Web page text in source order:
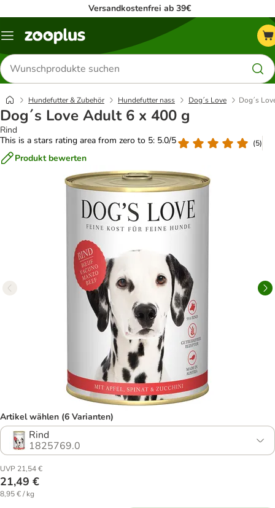
Versandkostenfrei ab 39€
Menü
Produkte
suchen
Hundefutter & Zubehör Hundefutter nass Dog´s Love Dog´s
Dog´s Love Adult 6 x 400 g
Rind
This is a stars rating area from zero to 5: 5.0/5
(5)
Produkt bewerten
Artikel wählen (6 Varianten)
Rind
1825769.0
UVP 21,54 €
21,49 €
8,95 € / kg